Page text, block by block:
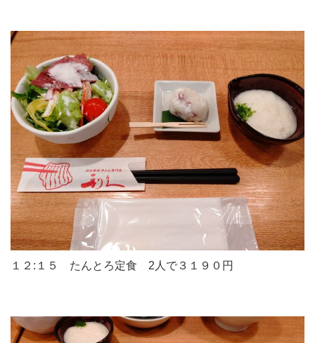
１２:１５ たんとろ定食 2人で３１９０円